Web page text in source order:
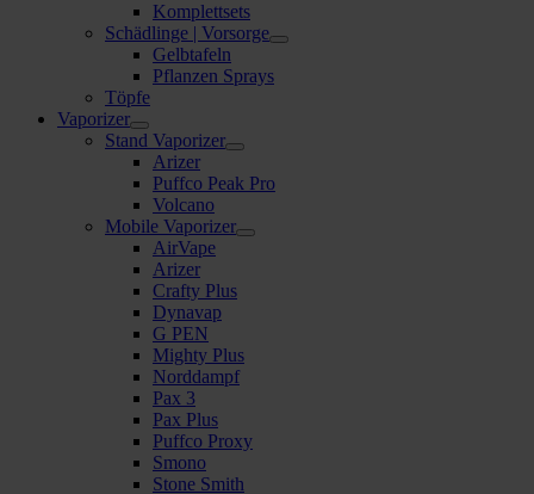
Komplettsets
Schädlinge | Vorsorge
Gelbtafeln
Pflanzen Sprays
Töpfe
Vaporizer
Stand Vaporizer
Arizer
Puffco Peak Pro
Volcano
Mobile Vaporizer
AirVape
Arizer
Crafty Plus
Dynavap
G PEN
Mighty Plus
Norddampf
Pax 3
Pax Plus
Puffco Proxy
Smono
Stone Smith